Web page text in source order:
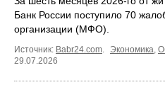
Банк России поступило 70
организации (МФО).
Источник: Babr24.com. Экономика,
29.07.2026